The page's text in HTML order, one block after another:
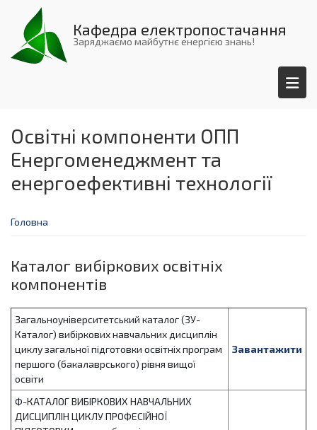
Перейти
основного
вмісту
Кафедра електропостачання
Заряджаємо майбутнє енергією знань!
Освітні компоненти ОПП
Енергоменеджмент та
енергоефективні технології
Головна
Каталог вибіркових освітніх
компонентів
Загальноуніверситетський каталог (ЗУ-
Каталог) вибіркових навчальних дисциплін
циклу загальної підготовки освітніх програм
першого (бакалаврського) рівня вищої
освіти
Завантажити
Ф-КАТАЛОГ ВИБІРКОВИХ НАВЧАЛЬНИХ
ДИСЦИПЛІН ЦИКЛУ ПРОФЕСІЙНОЇ